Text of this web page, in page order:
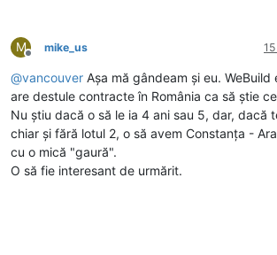
M
Deconectat
mike_us
@vancouver Așa mă gândeam și eu. WeBuild
are destule contracte în România ca să știe
Nu știu dacă o să le ia 4 ani sau 5, dar, dacă
chiar și fără lotul 2, o să avem Constanța -
cu o mică "gaură".
O să fie interesant de urmărit.